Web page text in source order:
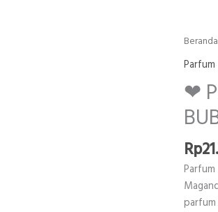
Beranda
❤
Rp